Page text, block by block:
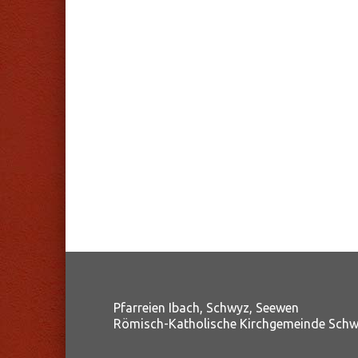
Pfarreien Ibach, Schwyz, Seewen
Römisch-Katholische Kirchgemeinde